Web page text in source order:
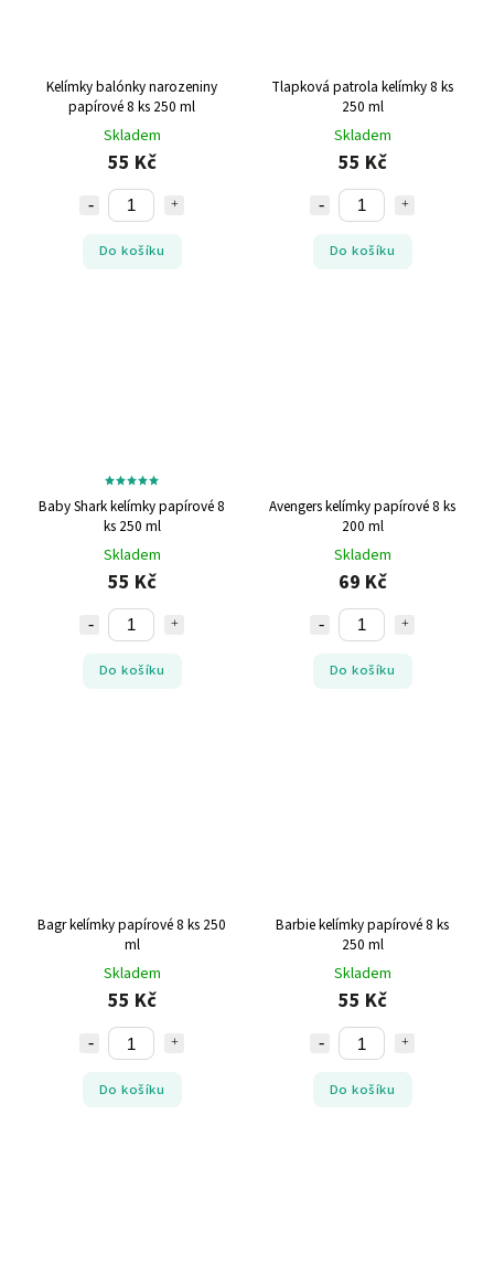
Kelímky balónky narozeniny
papírové 8 ks 250 ml
Skladem
55 Kč
Do košíku
Tlapková patrola kelímky 8 ks
250 ml
Skladem
55 Kč
Do košíku
Baby Shark kelímky papírové 8
ks 250 ml
Skladem
55 Kč
Do košíku
Avengers kelímky papírové 8 ks
200 ml
Skladem
69 Kč
Do košíku
Bagr kelímky papírové 8 ks 250
ml
Skladem
55 Kč
Do košíku
Barbie kelímky papírové 8 ks
250 ml
Skladem
55 Kč
Do košíku